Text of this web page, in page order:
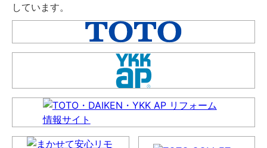
しています。